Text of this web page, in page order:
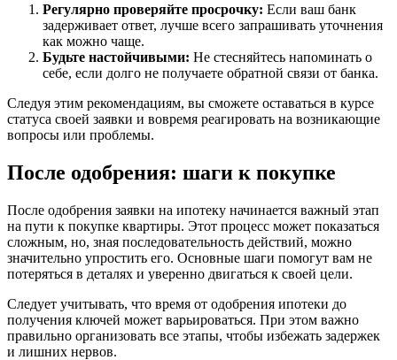
Регулярно проверяйте просрочку: Если ваш банк
задерживает ответ, лучше всего запрашивать уточнения
как можно чаще.
Будьте настойчивыми: Не стесняйтесь напоминать о
себе, если долго не получаете обратной связи от банка.
Следуя этим рекомендациям, вы сможете оставаться в курсе
статуса своей заявки и вовремя реагировать на возникающие
вопросы или проблемы.
После одобрения: шаги к покупке
После одобрения заявки на ипотеку начинается важный этап
на пути к покупке квартиры. Этот процесс может показаться
сложным, но, зная последовательность действий, можно
значительно упростить его. Основные шаги помогут вам не
потеряться в деталях и уверенно двигаться к своей цели.
Следует учитывать, что время от одобрения ипотеки до
получения ключей может варьироваться. При этом важно
правильно организовать все этапы, чтобы избежать задержек
и лишних нервов.